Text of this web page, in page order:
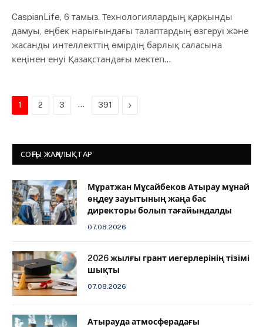
CaspianLife, 6 тамыз. Технологиялардың қарқынды
дамуы, еңбек нарығындағы талаптардың өзгеруі және
жасанды интеллекттің өмірдің барлық саласына
кеңінен енуі Қазақстандағы мектеп…
1 2 3 … 391 Next
СОҢҒЫ ЖАҢАЛЫҚТАР
Мұратжан Мұсайбеков Атырау мұнай
өңдеу зауытының жаңа бас
директоры болып тағайындалды
07.08.2026
2026 жылғы грант иегерлерінің тізімі
шықты
07.08.2026
Атырауда атмосферадағы